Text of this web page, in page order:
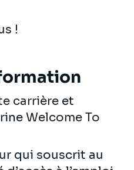
!
carrière et
Welcome To
qui souscrit au